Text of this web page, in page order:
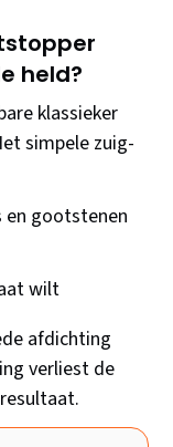
held?
klassieker
simpele zuig-
en gootstenen
wilt
afdichting
verliest de